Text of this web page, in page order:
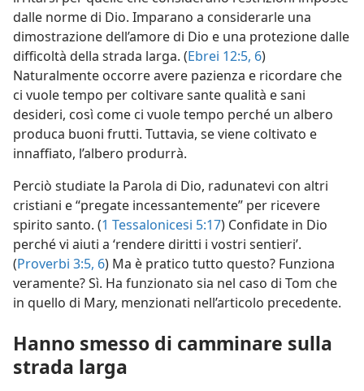
dalle norme di Dio. Imparano a considerarle una
dimostrazione dell’amore di Dio e una protezione dalle
difficoltà della strada larga. (Ebrei 12:5, 6)
Naturalmente occorre avere pazienza e ricordare che
ci vuole tempo per coltivare sante qualità e sani
desideri, così come ci vuole tempo perché un albero
produca buoni frutti. Tuttavia, se viene coltivato e
innaffiato, l’albero produrrà.
Perciò studiate la Parola di Dio, radunatevi con altri
cristiani e “pregate incessantemente” per ricevere
spirito santo. (1 Tessalonicesi 5:17) Confidate in Dio
perché vi aiuti a ‘rendere diritti i vostri sentieri’.
(Proverbi 3:5, 6) Ma è pratico tutto questo? Funziona
veramente? Sì. Ha funzionato sia nel caso di Tom che
in quello di Mary, menzionati nell’articolo precedente.
Hanno smesso di camminare sulla
strada larga